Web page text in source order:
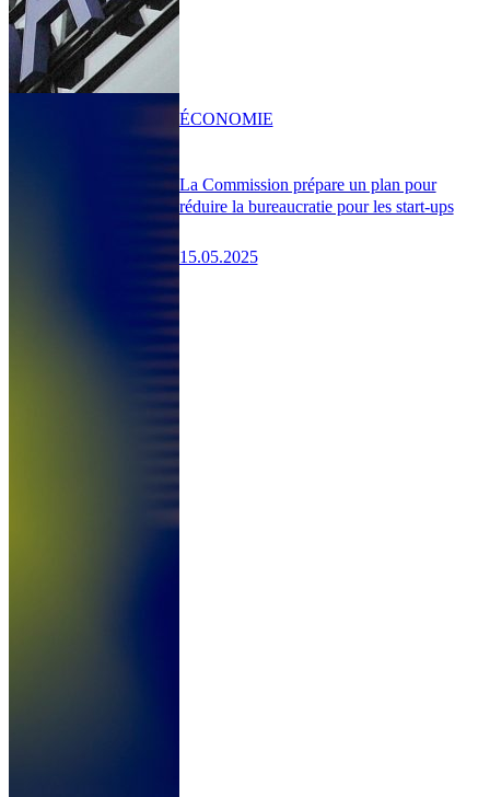
La Commission prépare un plan pour
réduire la bureaucratie pour les start-ups
15.05.2025
ÉCONOMIE